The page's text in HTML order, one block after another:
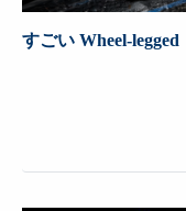
すごい Wheel-